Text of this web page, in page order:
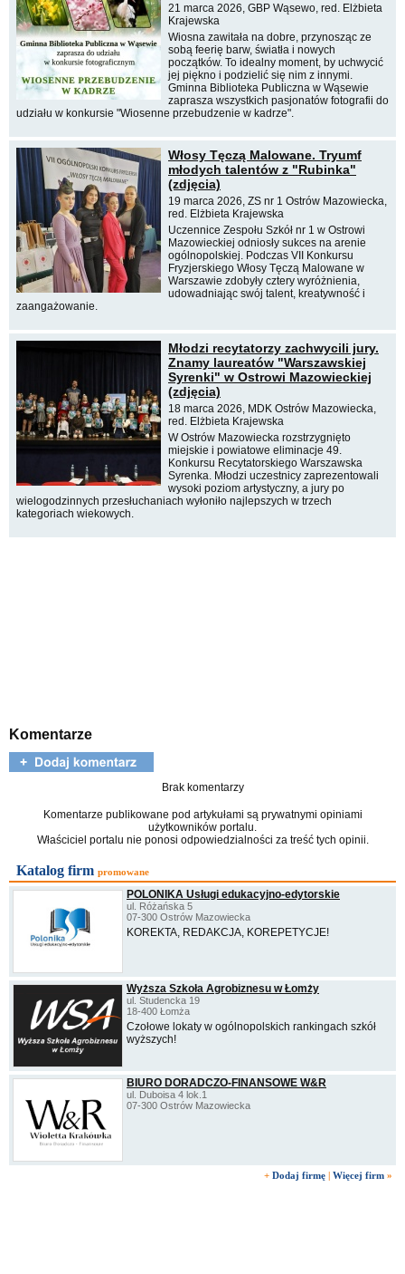
21 marca 2026, GBP Wąsewo, red. Elżbieta
Krajewska
Wiosna zawitała na dobre, przynosząc ze
sobą feerię barw, światła i nowych
początków. To idealny moment, by uchwycić
jej piękno i podzielić się nim z innymi.
Gminna Biblioteka Publiczna w Wąsewie
zaprasza wszystkich pasjonatów fotografii do
udziału w konkursie "Wiosenne przebudzenie w kadrze".
Włosy Tęczą Malowane. Tryumf
młodych talentów z "Rubinka"
(zdjęcia)
19 marca 2026, ZS nr 1 Ostrów Mazowiecka,
red. Elżbieta Krajewska
Uczennice Zespołu Szkół nr 1 w Ostrowi
Mazowieckiej odniosły sukces na arenie
ogólnopolskiej. Podczas VII Konkursu
Fryzjerskiego Włosy Tęczą Malowane w
Warszawie zdobyły cztery wyróżnienia,
udowadniając swój talent, kreatywność i
zaangażowanie.
Młodzi recytatorzy zachwycili jury.
Znamy laureatów "Warszawskiej
Syrenki" w Ostrowi Mazowieckiej
(zdjęcia)
18 marca 2026, MDK Ostrów Mazowiecka,
red. Elżbieta Krajewska
W Ostrów Mazowiecka rozstrzygnięto
miejskie i powiatowe eliminacje 49.
Konkursu Recytatorskiego Warszawska
Syrenka. Młodzi uczestnicy zaprezentowali
wysoki poziom artystyczny, a jury po
wielogodzinnych przesłuchaniach wyłoniło najlepszych w trzech
kategoriach wiekowych.
Komentarze
Brak komentarzy
Komentarze publikowane pod artykułami są prywatnymi opiniami
użytkowników portalu.
Właściciel portalu nie ponosi odpowiedzialności za treść tych opinii.
Katalog firm promowane
POLONIKA Usługi edukacyjno-edytorskie
ul. Różańska 5
07-300 Ostrów Mazowiecka
KOREKTA, REDAKCJA, KOREPETYCJE!
Wyższa Szkoła Agrobiznesu w Łomży
ul. Studencka 19
18-400 Łomża
Czołowe lokaty w ogólnopolskich rankingach szkół
wyższych!
BIURO DORADCZO-FINANSOWE W&R
ul. Duboisa 4 lok.1
07-300 Ostrów Mazowiecka
+ Dodaj firmę | Więcej firm »